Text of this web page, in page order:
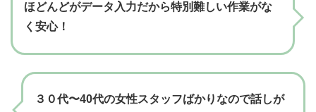
ほどんどがデータ入力だから特別難しい作業がな
く安心！
３０代〜40代の女性スタッフばかりなので話しが